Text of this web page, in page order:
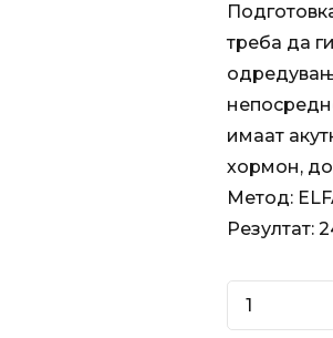
треба да
имаат
хормон,
Метод:
Резултат:
Quantity